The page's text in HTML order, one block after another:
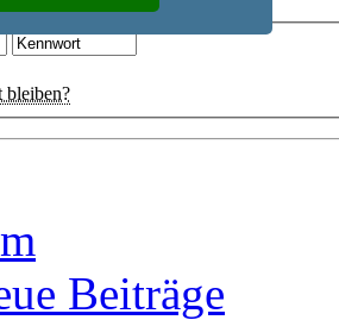
bleiben?
Beiträge